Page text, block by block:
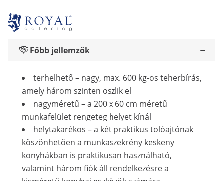
Főbb jellemzők
terhelhető – nagy, max. 600 kg-os teherbírás,
amely három szinten oszlik el
nagyméretű – a 200 x 60 cm méretű
munkafelület rengeteg helyet kínál
helytakarékos – a két praktikus tolóajtónak
köszönhetően a munkaszekrény keskeny
konyhákban is praktikusan használható,
valamint három fiók áll rendelkezésre a